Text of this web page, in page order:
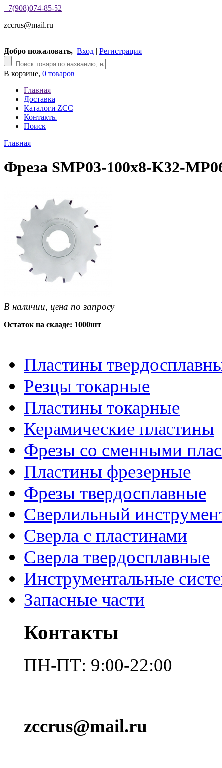
+7(908)074-85-52
zccrus@mail.ru
Добро пожаловать, Вход | Регистрация
В корзине, 0 товаров
Главная
Доставка
Каталоги ZCC
Контакты
Поиск
Главная
Фреза SMP03-100x8-K32-
В наличии, цена по запросу
Остаток на складе: 1000шт
Пластины
Резцы токарные
Пластины токарные
Керамические пластины
Фрезы со сменными
Пластины фрезерные
Фрезы твердосплавные
Сверлильный
Сверла с пластинами
Сверла твердосплавные
Инструментальные
Запасные части
Контакты
ПН-ПТ: 9:00-22:00
zccrus@mail.ru